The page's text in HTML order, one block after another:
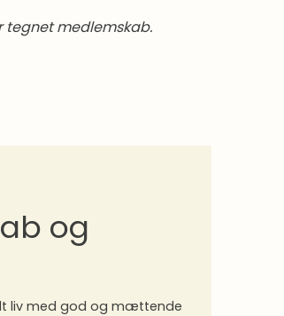
tegnet medlemskab.
og
liv med god og mættende